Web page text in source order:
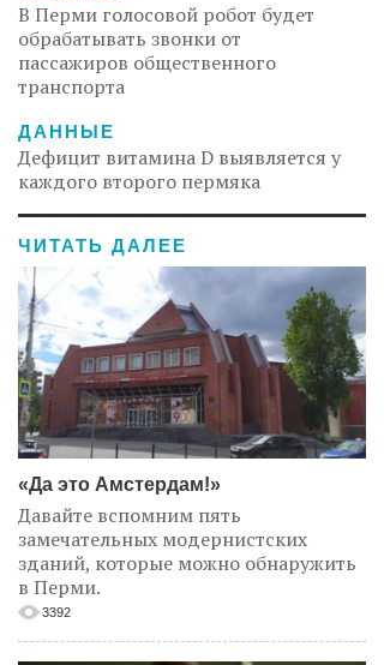
В Перми голосовой робот будет
обрабатывать звонки от
пассажиров общественного
транспорта
ДАННЫЕ
Дефицит витамина D выявляется у
каждого второго пермяка
ЧИТАТЬ ДАЛЕЕ
«Да это Амстердам!»
Давайте вспомним пять
замечательных модернистских
зданий, которые можно обнаружить
в Перми.
3392